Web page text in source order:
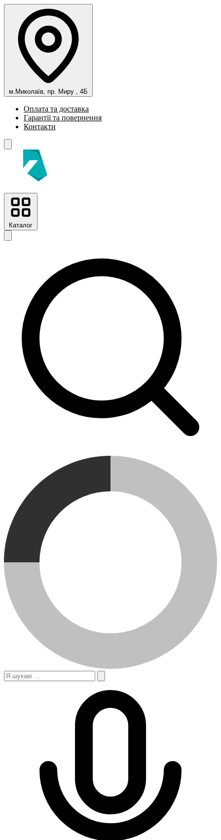
м.Миколаїв, пр. Миру , 4Б
Оплата та доставка
Гарантії та повернення
Контакти
Каталог